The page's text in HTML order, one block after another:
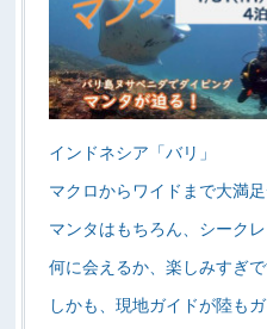
インドネシア「バリ」
マクロからワイドまで大満
マンタはもちろん、シーク
何に会えるか、楽しみすぎで
しかも、現地ガイドが陸も